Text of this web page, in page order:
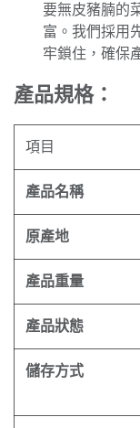
要無皮豬腩的
富。我們採用
牢鎖住，確保
產品規格：
項目
產品名稱
原產地
產品重量
產品狀態
儲存方式